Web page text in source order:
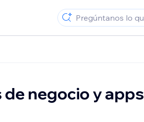
negocio y apps